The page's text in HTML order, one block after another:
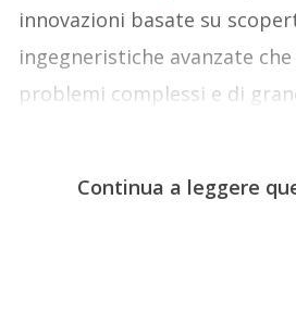
innovazioni basate su
ingegneristiche avanzate
problemi complessi e di
Continua a leggere